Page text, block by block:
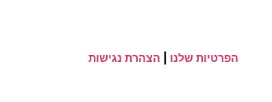
הפרטיות שלנו הצהרת נגישות